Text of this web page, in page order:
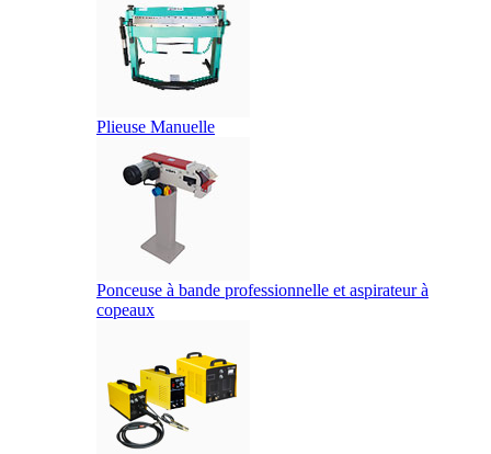
Plieuse Manuelle
Ponceuse à bande professionnelle et aspirateur à
copeaux